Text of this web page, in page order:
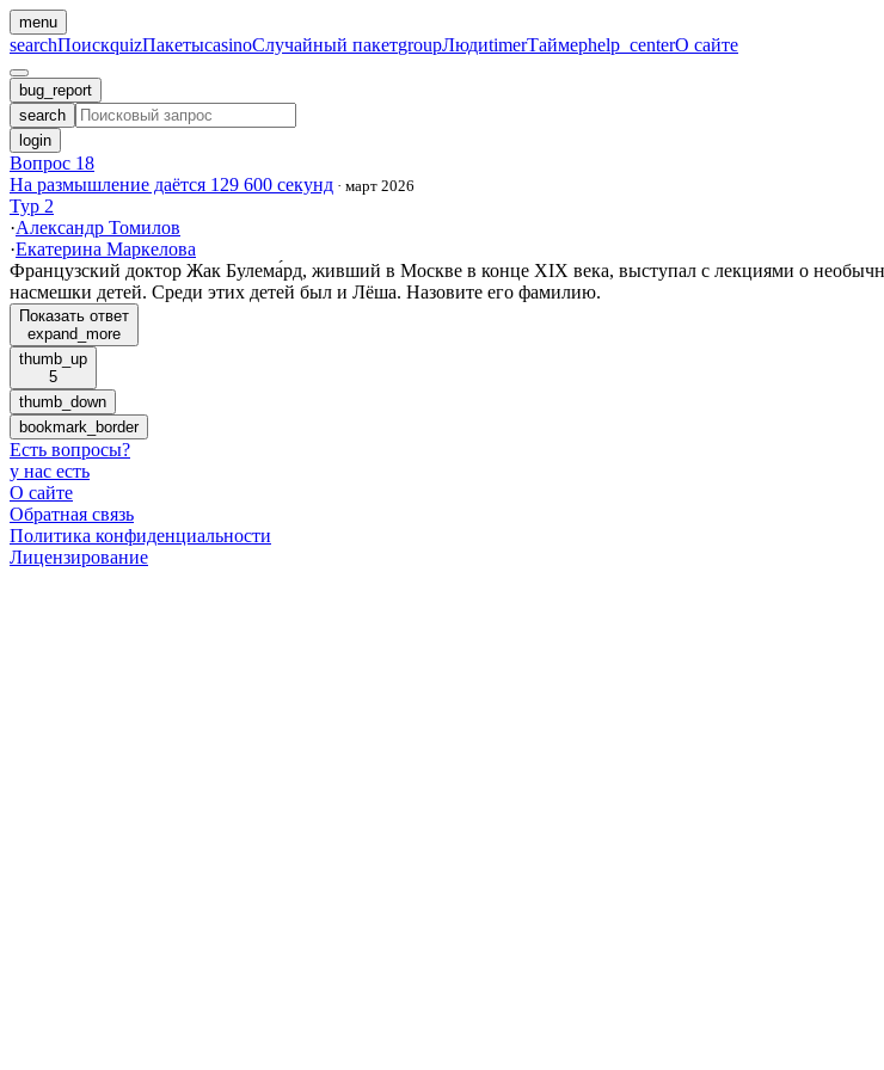
menu
searchПоискquizПакетыcasinoСлучайный пакетgroupЛюдиtimerТаймерhelp_centerО сайте
bug_report
search
login
Вопрос 18
На размышление даётся 129 600 секунд · март 2026
Тур 2
·Александр Томилов
·Екатерина Маркелова
Французский доктор Жак Булема́рд, живший в Москве в конце XIX века, выступал с лекциями о
насмешки детей. Среди этих детей был и Лёша. Назовите его фамилию.
Показать ответ
expand_more
thumb_up
5
thumb_down
bookmark_border
Есть вопросы?
у нас есть
О сайте
Обратная связь
Политика конфиденциальности
Лицензирование